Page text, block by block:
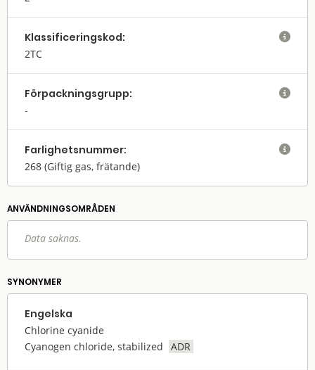
Klassifi­cerings­kod:
2TC

Förpack­nings­grupp: 
Farlighets­nummer:
268 (Giftig gas, frätande)

ANVÄNDNINGS­OMRÅDEN
Data saknas.
SYNONYMER
Engelska
Chlorine cyanide
Cyanogen chloride, stabilized
ADR